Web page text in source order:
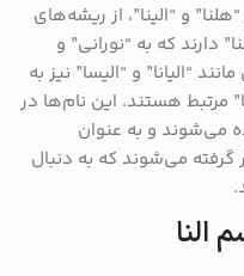
و “الینا”، از ریشه‌های
دارند که به “نورانی” و
“الیانا” و “الیسا” نیز به
مرتبط هستند. این نام‌ها در
می‌شوند و به عنوان
گرفته می‌شوند که به دنبال
النا